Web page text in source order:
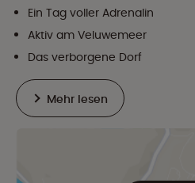
Ein Tag voller Adrenalin
Aktiv am Veluwemeer
Das verborgene Dorf
Mehr lesen